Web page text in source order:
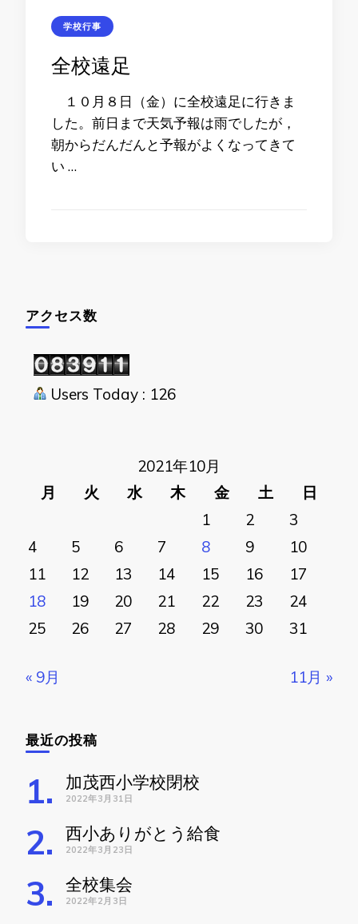
学校行事
全校遠足
１０月８日（金）に全校遠足に行きま
した。前日まで天気予報は雨でしたが，
朝からだんだんと予報がよくなってきて
い …
アクセス数
Users Today : 126
2021年10月
月
火 水 木 金 土
日
1
2
3
4
5 6 7 8 9
10
11
12 13 14 15 16
17
18
19 20 21 22 23
24
25
26 27 28 29 30 31
« 9月 11月 »
最近の投稿
加茂西小学校閉校
2022年3月31日
西小ありがとう給食
2022年3月23日
全校集会
2022年2月3日